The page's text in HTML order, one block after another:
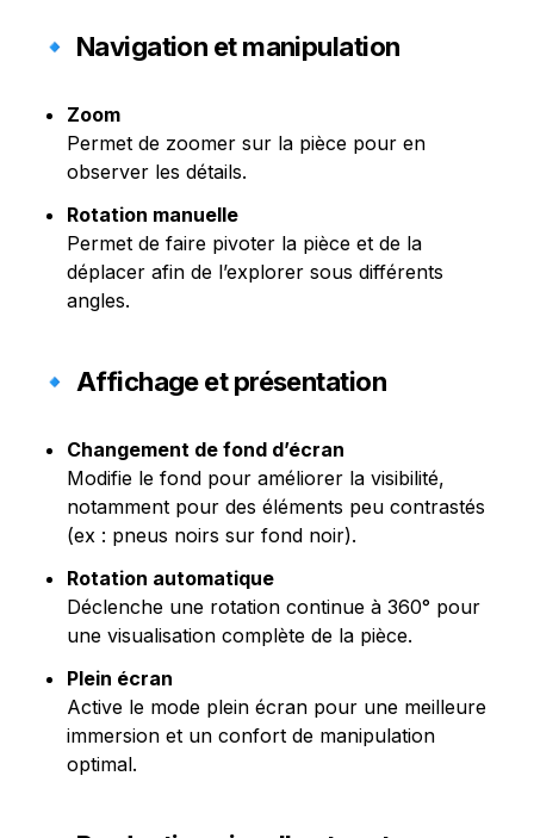
🔹 Navigation et manipulation
Zoom
Permet de zoomer sur la pièce pour en
observer les détails.
Rotation manuelle
Permet de faire pivoter la pièce et de la
déplacer afin de l’explorer sous différents
angles.
🔹 Affichage et présentation
Changement de fond d’écran
Modifie le fond pour améliorer la visibilité,
notamment pour des éléments peu contrastés
(ex : pneus noirs sur fond noir).
Rotation automatique
Déclenche une rotation continue à 360° pour
une visualisation complète de la pièce.
Plein écran
Active le mode plein écran pour une meilleure
immersion et un confort de manipulation
optimal.